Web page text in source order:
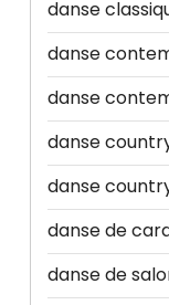
danse
danse
danse
danse
danse
danse de
danse de